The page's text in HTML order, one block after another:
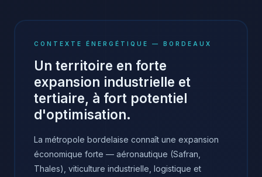
CONTEXTE ÉNERGÉTIQUE — BORDEAUX
Un territoire en forte
expansion industrielle et
tertiaire, à fort potentiel
d'optimisation.
La métropole bordelaise connaît une expansion
économique forte — aéronautique (Safran,
Thales), viticulture industrielle, logistique et